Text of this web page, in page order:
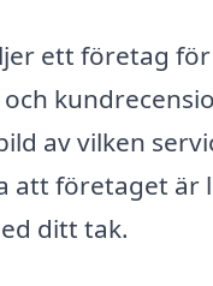
ett företag
av vilken
att företaget är
ditt tak.